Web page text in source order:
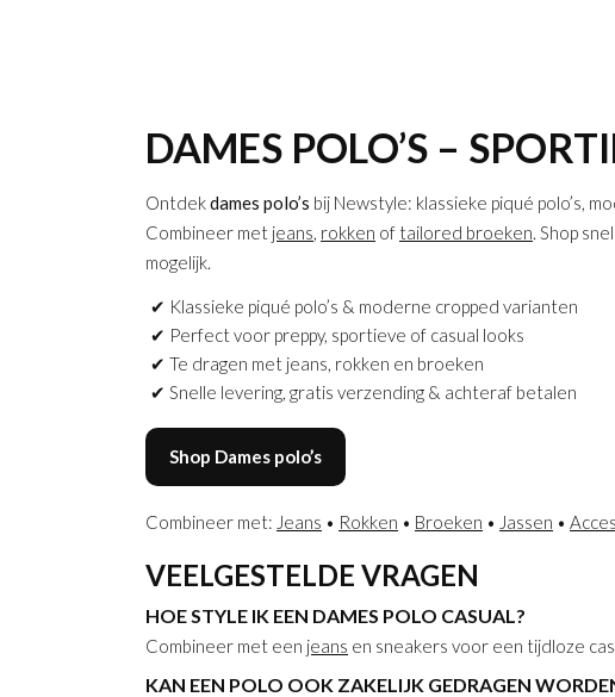
DAMES POLO’S –
Ontdekdames polo’s bij Newstyle: klassieke piqué polo’s,
Combineer met jeans, rokken of tailored broeken. Shop
mogelijk.
Klassieke piqué polo’s & moderne cropped varianten
Perfect voor preppy, sportieve of casual looks
Te dragen met jeans, rokken en broeken
Snelle levering, gratis verzending & achteraf betalen
Shop Dames polo’s
Combineer met: Jeans • Rokken • Broeken • Jassen •
VEELGESTELDE VRAGEN
HOE STYLE IK EEN DAMES POLO CASUAL?
Combineer met een jeans en sneakers voor een tijdloze
KAN EEN POLO OOK ZAKELIJK GEDRAGEN